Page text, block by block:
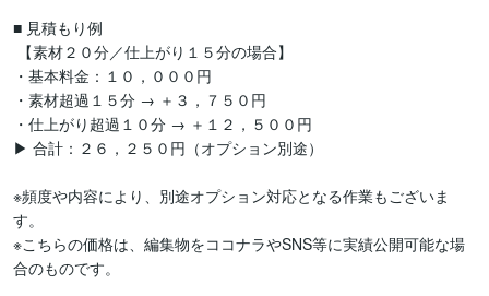
■ 見積もり例
・基本料金：１０，０００円
・素材超過１５分 → ＋３，７５０円
・仕上がり超過１０分 → ＋１２，５００円
▶ 合計：２６，２５０円（オプション別途）
※頻度や内容により、別途オプション対応となる作業もございま
す。
※こちらの価格は、編集物をココナラやSNS等に実績公開可能な場
合のものです。